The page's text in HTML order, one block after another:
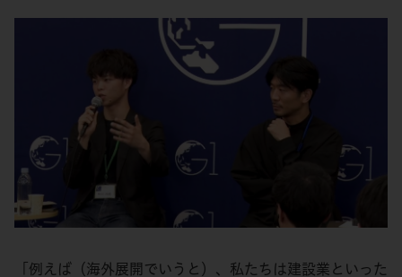
「例えば（海外展開でいうと）、私たちは建設業といった